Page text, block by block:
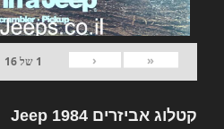
«
‹
1 של16
קטלוג אביזרים Jeep 1984